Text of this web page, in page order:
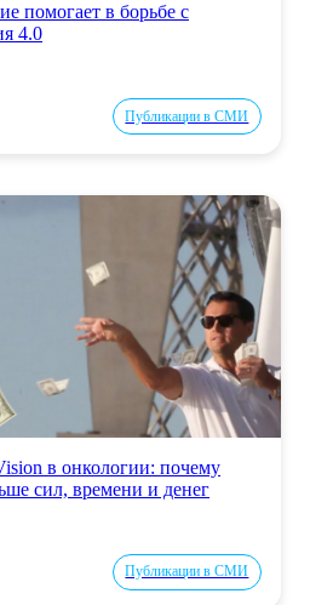
помогает в борьбе с
4.0
Публикации в СМИ
в онкологии: почему
сил, времени и денег
Публикации в СМИ